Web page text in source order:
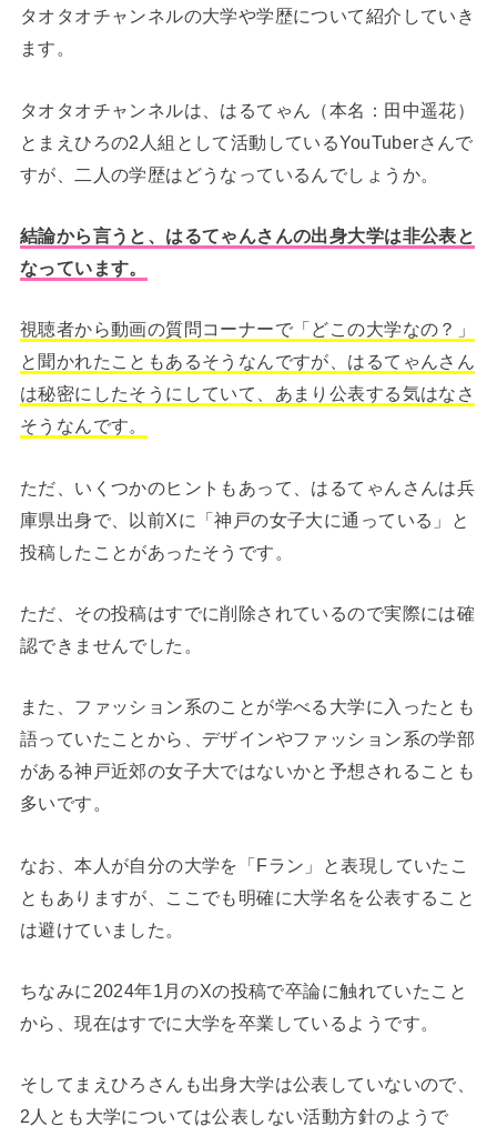
タオタオチャンネルの大学や学歴について紹介していき
ます。
タオタオチャンネルは、はるてゃん（本名：田中遥花）
とまえひろの2人組として活動しているYouTuberさんで
すが、二人の学歴はどうなっているんでしょうか。
結論から言うと、はるてゃんさんの出身大学は非公表と
なっています。
視聴者から動画の質問コーナーで「どこの大学なの？」
と聞かれたこともあるそうなんですが、はるてゃんさん
は秘密にしたそうにしていて、あまり公表する気はなさ
そうなんです。
ただ、いくつかのヒントもあって、はるてゃんさんは兵
庫県出身で、以前Xに「神戸の女子大に通っている」と
投稿したことがあったそうです。
ただ、その投稿はすでに削除されているので実際には確
認できませんでした。
また、ファッション系のことが学べる大学に入ったとも
語っていたことから、デザインやファッション系の学部
がある神戸近郊の女子大ではないかと予想されることも
多いです。
なお、本人が自分の大学を「Fラン」と表現していたこ
ともありますが、ここでも明確に大学名を公表すること
は避けていました。
ちなみに2024年1月のXの投稿で卒論に触れていたこと
から、現在はすでに大学を卒業しているようです。
そしてまえひろさんも出身大学は公表していないので、
2人とも大学については公表しない活動方針のようで